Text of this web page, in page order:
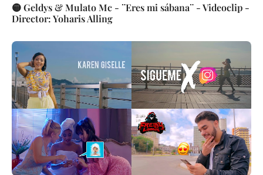
🟡 Geldys & Mulato Mc - ¨Eres mi sábana¨ - Videoclip -
Director: Yoharis Alling